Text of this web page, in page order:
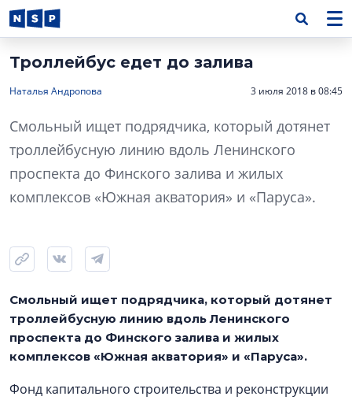
Троллейбус едет до залива
Наталья Андропова 3 июля 2018 в 08:45
Смольный ищет подрядчика, который дотянет
троллейбусную линию вдоль Ленинского
проспекта до Финского залива и жилых
комплексов «Южная акватория» и «Паруса».
Смольный ищет подрядчика, который дотянет
троллейбусную линию вдоль Ленинского
проспекта до Финского залива и жилых
комплексов «Южная акватория» и «Паруса».
Фонд капитального строительства и реконструкции